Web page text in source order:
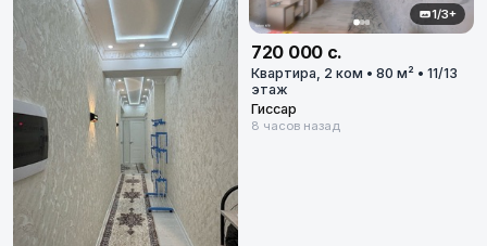
1/3+
720 000 с.
Квартира, 2 ком • 80 м² • 11/13
этаж
Гиссар
8 часов назад